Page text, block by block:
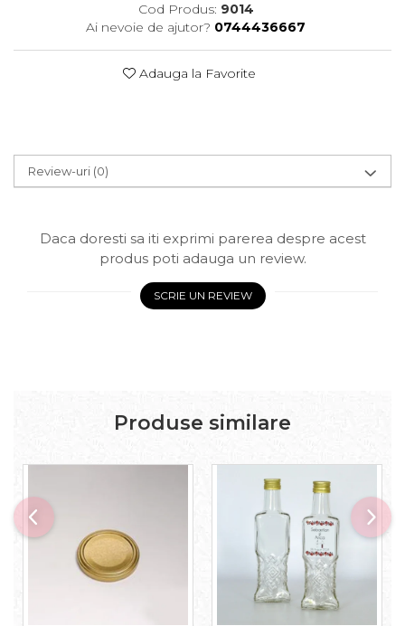
Cod Produs: 9014
Ai nevoie de ajutor? 0744436667
Adauga la Favorite
Review-uri (0)
Daca doresti sa iti exprimi parerea despre acest
produs poti adauga un review.
SCRIE UN REVIEW
Produse similare